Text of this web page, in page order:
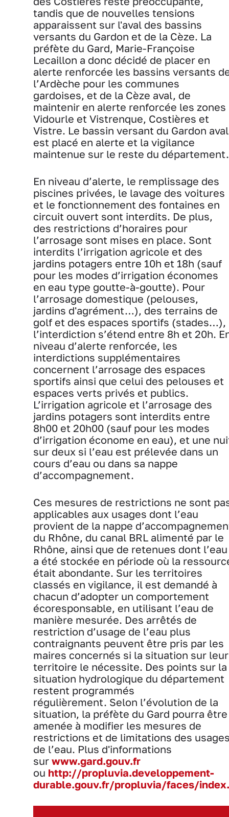
tandis que de nouvelles tensions
apparaissent sur l'aval des bassins
versants du Gardon et de la Cèze. La
préfète du Gard, Marie-Françoise
Lecaillon a donc décidé de placer en
alerte renforcée les bassins versants
l’Ardèche pour les communes
gardoises, et de la Cèze aval, de
maintenir en alerte renforcée les zones
Vidourle et Vistrenque, Costières et
Vistre. Le bassin versant du Gardon aval
est placé en alerte et la vigilance
maintenue sur le reste du département.
En niveau d’alerte, le remplissage des
piscines privées, le lavage des voitures
et le fonctionnement des fontaines en
circuit ouvert sont interdits. De plus,
des restrictions d’horaires pour
l’arrosage sont mises en place. Sont
interdits l’irrigation agricole et des
jardins potagers entre 10h et 18h (sauf
pour les modes d’irrigation économes
en eau type goutte-à-goutte). Pour
l’arrosage domestique (pelouses,
jardins d'agrément…), des terrains de
golf et des espaces sportifs (stades…),
l’interdiction s’étend entre 8h et 20h.
niveau d’alerte renforcée, les
interdictions supplémentaires
concernent l’arrosage des espaces
sportifs ainsi que celui des pelouses et
espaces verts privés et publics.
L’irrigation agricole et l’arrosage des
jardins potagers sont interdits entre
8h00 et 20h00 (sauf pour les modes
d’irrigation économe en eau), et une
sur deux si l’eau est prélevée dans un
cours d’eau ou dans sa nappe
d’accompagnement.
Ces mesures de restrictions ne sont
applicables aux usages dont l’eau
provient de la nappe
du Rhône, du canal BRL alimenté par le
Rhône, ainsi que de retenues dont l’eau
a été stockée en période où la
était abondante. Sur les territoires
classés en vigilance, il est demandé à
chacun d’adopter un comportement
écoresponsable, en utilisant l’eau de
manière mesurée. Des arrêtés de
restriction d’usage de l’eau plus
contraignants peuvent être pris par les
maires concernés si la situation sur leur
territoire le nécessite. Des points sur la
situation hydrologique du département
restent programmés
régulièrement. Selon l’évolution de la
situation, la préfète du Gard pourra être
amenée à modifier les mesures de
restrictions et de limitations des
de l’eau. Plus d'informations
sur www.gard.gouv.fr
ou http://propluvia.developpement-
durable.gouv.fr/propluvia/faces/